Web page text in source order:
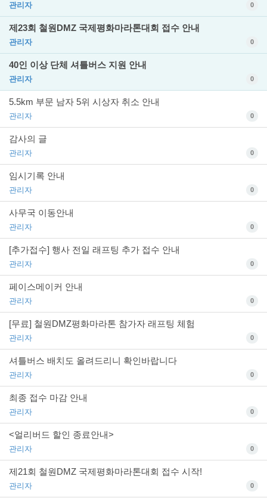
관리자 0
제23회 철원DMZ 국제평화마라톤대회 접수 안내
관리자 0
40인 이상 단체 셔틀버스 지원 안내
관리자 0
5.5km 부문 남자 5위 시상자 취소 안내
관리자 0
감사의 글
관리자 0
임시기록 안내
관리자 0
사무국 이동안내
관리자 0
[추가접수] 행사 전일 래프팅 추가 접수 안내
관리자 0
페이스메이커 안내
관리자 0
[무료] 철원DMZ평화마라톤 참가자 래프팅 체험
관리자 0
셔틀버스 배치도 올려드리니 확인바랍니다
관리자 0
최종 접수 마감 안내
관리자 0
<얼리버드 할인 종료안내>
관리자 0
제21회 철원DMZ 국제평화마라톤대회 접수 시작!
관리자 0